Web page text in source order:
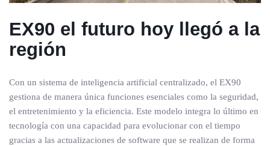
EX90 el futuro hoy llegó a la
región
Con un sistema de inteligencia artificial centralizado, el EX90
gestiona de manera única funciones esenciales como la seguridad,
el entretenimiento y la eficiencia. Este modelo integra lo último en
tecnología con una capacidad para evolucionar con el tiempo
gracias a las actualizaciones de software que se realizan de forma